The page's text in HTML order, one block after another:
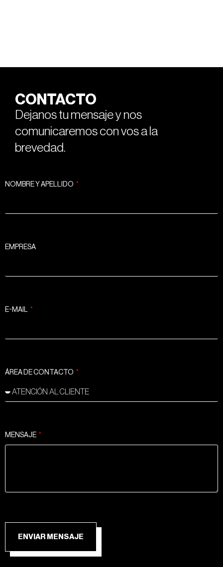
CONTACTO
Dejanos tu mensaje y nos
comunicaremos con vos a la
brevedad.
NOMBRE Y APELLIDO
EMPRESA
E-MAIL
ÁREA DE CONTACTO
MENSAJE
ENVIAR MENSAJE